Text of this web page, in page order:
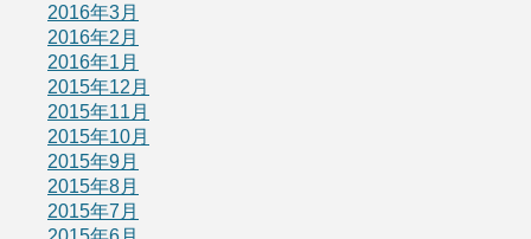
2016年3月
2016年2月
2016年1月
2015年12月
2015年11月
2015年10月
2015年9月
2015年8月
2015年7月